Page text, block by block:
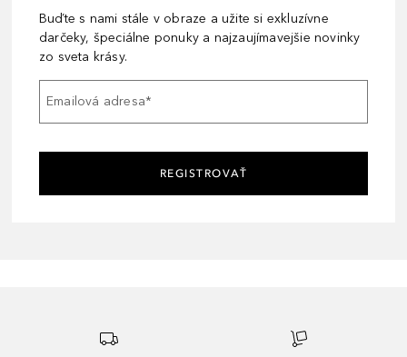
Buďte s nami stále v obraze a užite si exkluzívne
darčeky, špeciálne ponuky a najzaujímavejšie novinky
zo sveta krásy.
Emailová adresa*
REGISTROVAŤ